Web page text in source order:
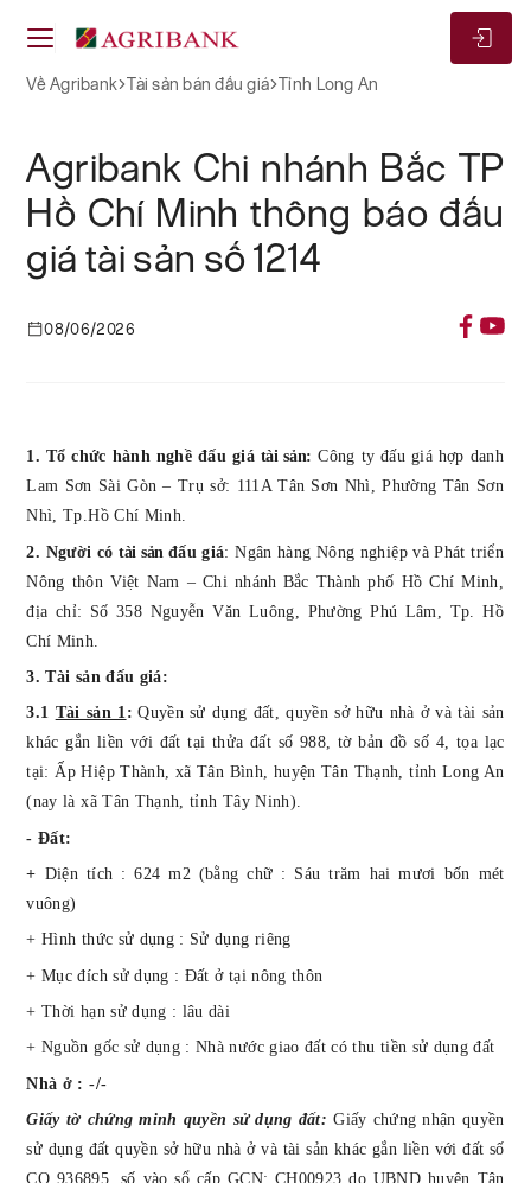
Về Agribank Tài sản bán đấu giá Tỉnh Long An
Agribank Chi nhánh Bắc TP
Hồ Chí Minh thông báo đấu
giá tài sản số 1214
08/06/2026
1. Tổ chức hành nghề đấu giá tài sản: Công ty đấu giá hợp danh
Lam Sơn Sài Gòn – Trụ sở: 111A Tân Sơn Nhì, Phường Tân Sơn
Nhì, Tp.Hồ Chí Minh.
2. Người có tài sản đấu giá: Ngân hàng Nông nghiệp và Phát triển
Nông thôn Việt Nam – Chi nhánh Bắc Thành phố Hồ Chí Minh
địa chỉ: Số 358 Nguyễn Văn Luông, Phường Phú Lâm, Tp. Hồ
Chí Minh.
3.Tài sản đấu giá:
3.1 Tài sản 1: Quyền sử dụng đất, quyền sở hữu nhà ở và tài sản
khác gắn liền với đất tại thửa đất số 988, tờ bản đồ số 4, tọa lạc
tại:Ấp Hiệp Thành, xã Tân Bình, huyện Tân Thạnh, tỉnh Long An
(nay là xã Tân Thạnh, tỉnh Tây Ninh).
- Đất:
+ Diện tích : 624 m2 (bằng chữ : Sáu trăm hai mươi bốn mét
vuông)
+ Hình thức sử dụng : Sử dụng riêng
+ Mục đích sử dụng : Đất ở tại nông thôn
+ Thời hạn sử dụng : lâu dài
+ Nguồn gốc sử dụng : Nhà nước giao đất có thu tiền sử dụng đất
Nhà ở : -/-
Giấy tờ chứng minh quyền sử dụng đất:Giấy chứng nhận quyền
sử dụng đất quyền sở hữu nhà ở và tài sản khác gắn liền với đất số
CO 936895, số vào sổ cấp GCN: CH00923 do UBND huyện Tân